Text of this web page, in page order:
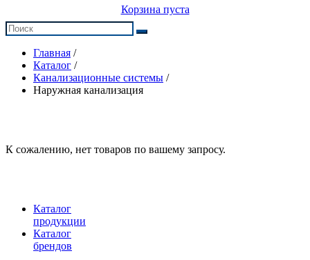
Корзина пуста
Главная /
Каталог /
Канализационные системы /
Наружная канализация
К сожалению, нет товаров по вашему запросу.
Каталог
продукции
Каталог
брендов